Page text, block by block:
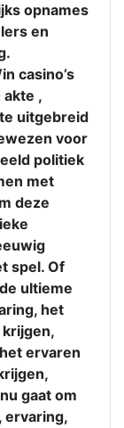
opnames
en
casino’s
,
uitgebreid
voor
politiek
met
deze
spel. Of
ultieme
het
krijgen,
ervaren
gaat om
ervaring,